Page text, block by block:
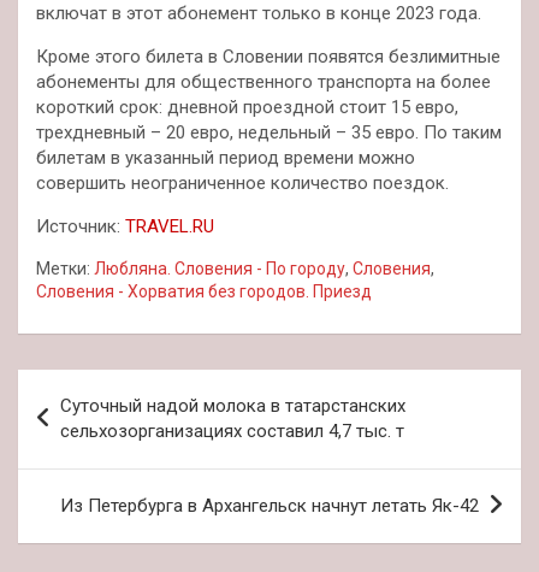
включат в этот абонемент только в конце 2023 года.
Кроме этого билета в Словении появятся безлимитные
абонементы для общественного транспорта на более
короткий срок: дневной проездной стоит 15 евро,
трехдневный – 20 евро, недельный – 35 евро. По таким
билетам в указанный период времени можно
совершить неограниченное количество поездок.
Источник: TRAVEL.RU
Метки: Любляна. Словения - По городу, Словения,
Словения - Хорватия без городов. Приезд
по
записям
Суточный надой молока в татарстанских
сельхозорганизациях составил 4,7 тыс. т
Из Петербурга в Архангельск начнут летать Як-42